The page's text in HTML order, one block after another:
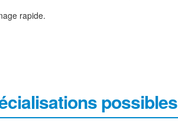
rapide.
possibles